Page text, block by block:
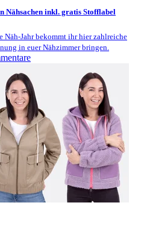
Nähsachen inkl. gratis Stofflabel
Näh-Jahr bekommt ihr hier zahlreiche
in euer Nähzimmer bringen.